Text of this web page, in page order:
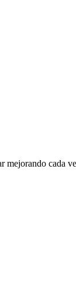
mejorando cada